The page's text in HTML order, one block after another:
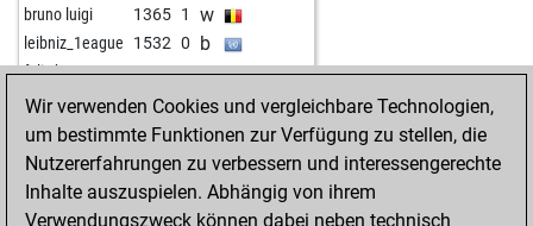
bruno luigi 1365 1 w
leibniz_1eague 1532 0 b
felix berv 1540 r w
palve55 1739 0 b
hammerfest 1796 0 b
lhuis123 1451 1 w
Wir verwenden Cookies und vergleichbare Technologien,
um bestimmte Funktionen zur Verfügung zu stellen, die
Nutzererfahrungen zu verbessern und interessengerechte
Inhalte auszuspielen. Abhängig von ihrem
Verwendungszweck können dabei neben technisch